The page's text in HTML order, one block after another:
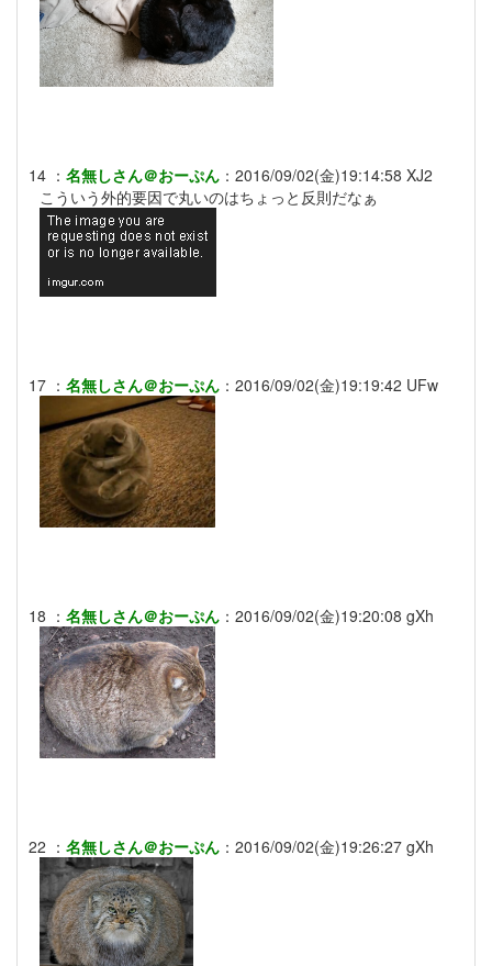
14 ： 名無しさん＠おーぷん ： 2016/09/02(金)19:14:58 XJ2
こういう外的要因で丸いのはちょっと反則だなぁ
17 ： 名無しさん＠おーぷん ： 2016/09/02(金)19:19:42 UFw
18 ： 名無しさん＠おーぷん ： 2016/09/02(金)19:20:08 gXh
22 ： 名無しさん＠おーぷん ： 2016/09/02(金)19:26:27 gXh